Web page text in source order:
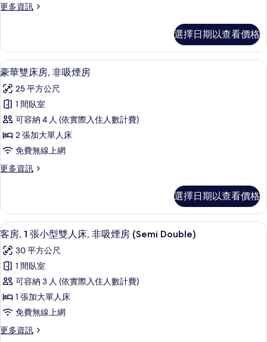
吸
房
的
所
有
相
片
更多資訊
更
雙
床
房,
煙
房
的
詳
情
選擇日期以查看價格
顯
示
豪
華
雙
床
非
煙
房
的
所
有
相
片
客房內保險箱、書桌、遮光布/窗簾、
4
豪華雙床房, 非吸煙房
25 平方公尺
1 間臥室
可容納 4 人 (依實際入住人數計費)
2 張加大單人床
免費無線上網
更多資訊
更
雙
床
房,
吸
煙
房
的
詳
情
選擇日期以查看價格
顯
示
客
房,
1
張
小
型
客房內保險箱、書桌、遮光布/窗簾、
6
客房, 1 張小型雙人床, 非吸煙房 (Semi Double)
30 平方公尺
1 間臥室
可容納 3 人 (依實際入住人數計費)
1 張加大單人床
免費無線上網
更多資訊
更